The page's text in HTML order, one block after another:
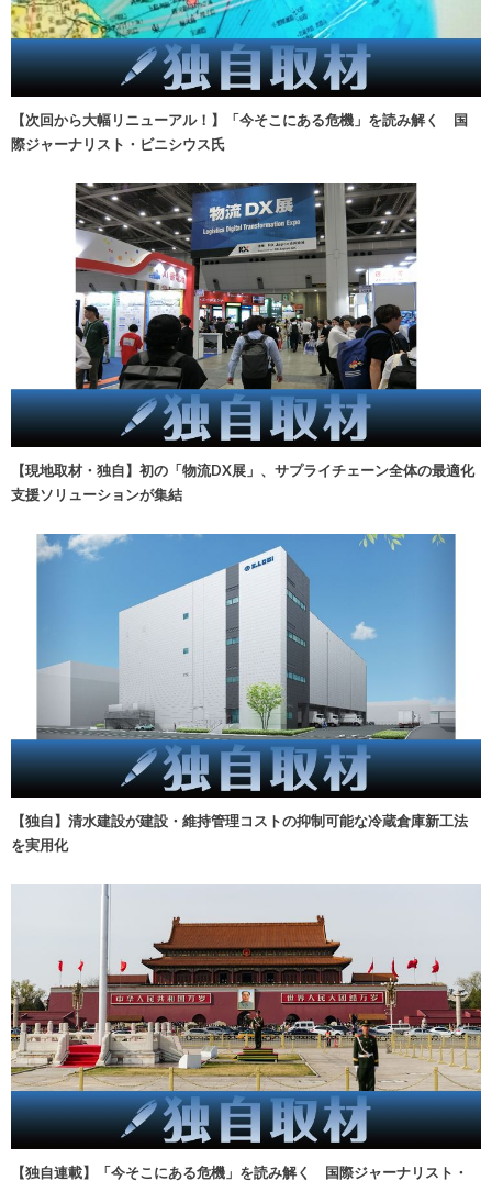
【次回から大幅リニューアル！】「今そこにある危機」を読み解く 国
際ジャーナリスト・ビニシウス氏
【現地取材・独自】初の「物流DX展」、サプライチェーン全体の最適化
支援ソリューションが集結
【独自】清水建設が建設・維持管理コストの抑制可能な冷蔵倉庫新工法
を実用化
【独自連載】「今そこにある危機」を読み解く 国際ジャーナリスト・